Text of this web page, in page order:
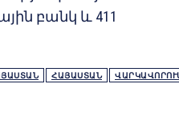
բանկ և 411
ՀԱՅԱՍՏԱՆ